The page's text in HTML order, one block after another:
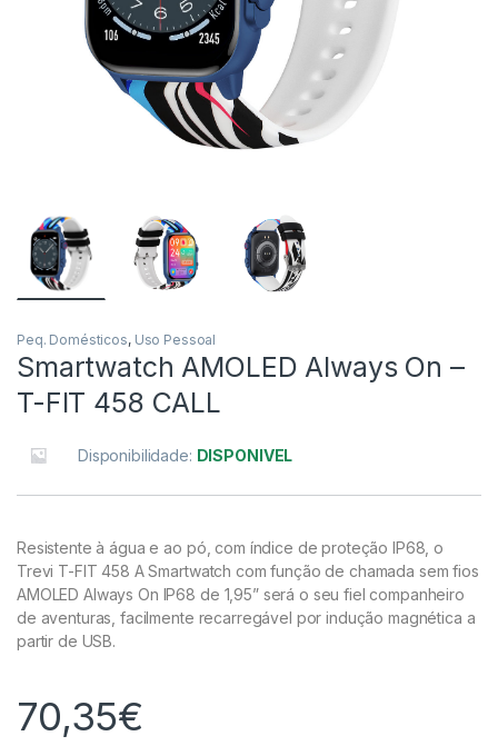
Peq. Domésticos, Uso Pessoal
Smartwatch AMOLED Always On –
T-FIT 458 CALL
Disponibilidade: DISPONIVEL
Resistente à água e ao pó, com índice de proteção IP68, o
Trevi T-FIT 458 A Smartwatch com função de chamada sem fios
AMOLED Always On IP68 de 1,95” será o seu fiel companheiro
de aventuras, facilmente recarregável por indução magnética a
partir de USB.
70,35€